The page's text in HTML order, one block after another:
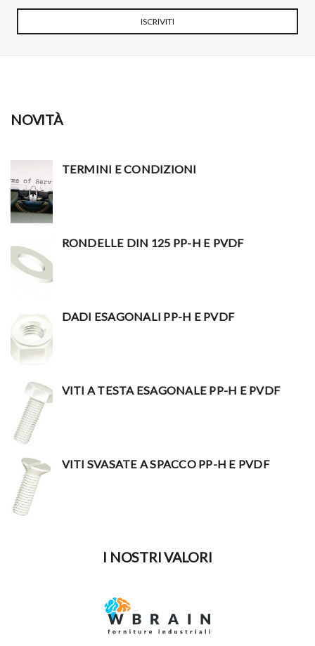
ISCRIVITI
NOVITÀ
TERMINI E CONDIZIONI
RONDELLE DIN 125 PP-H E PVDF
DADI ESAGONALI PP-H E PVDF
VITI A TESTA ESAGONALE PP-H E PVDF
VITI SVASATE A SPACCO PP-H E PVDF
I NOSTRI VALORI